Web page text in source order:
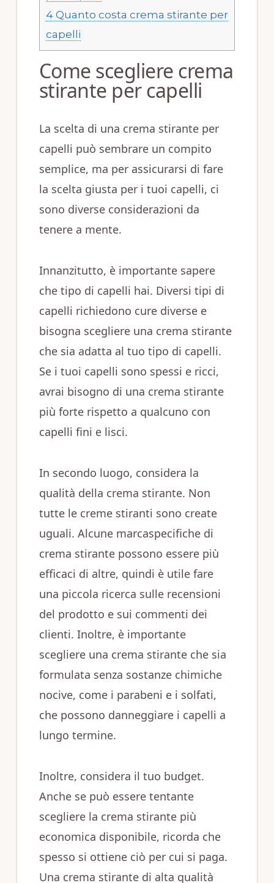
4Quanto costa crema stirante per
capelli
Come scegliere crema
stirante per capelli
La scelta di una crema stirante per
capelli può sembrare un compito
semplice, ma per assicurarsi di fare
la scelta giusta per i tuoi capelli, ci
sono diverse considerazioni da
tenere a mente.
Innanzitutto, è importante sapere
che tipo di capelli hai. Diversi tipi di
capelli richiedono cure diverse e
bisogna scegliere una crema stirante
che sia adatta al tuo tipo di capelli.
Se i tuoi capelli sono spessi e ricci,
avrai bisogno di una crema stirante
più forte rispetto a qualcuno con
capelli fini e lisci.
In secondo luogo, considera la
qualità della crema stirante. Non
tutte le creme stiranti sono create
uguali. Alcune marcaspecifiche di
crema stirante possono essere più
efficaci di altre, quindi è utile fare
una piccola ricerca sulle recensioni
del prodotto e sui commenti dei
clienti. Inoltre, è importante
scegliere una crema stirante che sia
formulata senza sostanze chimiche
nocive, come i parabeni e i solfati,
che possono danneggiare i capelli a
lungo termine.
Inoltre, considera il tuo budget.
Anche se può essere tentante
scegliere la crema stirante più
economica disponibile, ricorda che
spesso si ottiene ciò per cui si paga.
Una crema stirante di alta qualità